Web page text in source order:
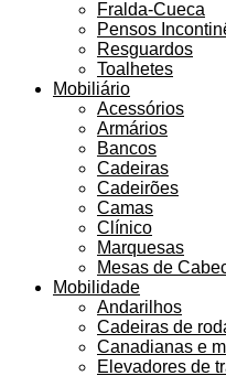
Fralda-Cueca
Pensos
Resguardos
Toalhetes
Mobiliário
Acessórios
Armários
Bancos
Cadeiras
Cadeirões
Camas
Clínico
Marquesas
Mesas de
Mobilidade
Andarilhos
Cadeiras de
Canadianas e
Elevadores de